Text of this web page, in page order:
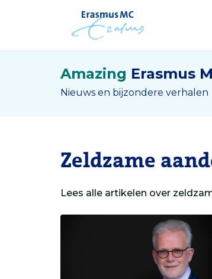
Amazing Erasmus
Nieuws en bijzondere verhalen
Zeldzame
Lees alle artikelen over